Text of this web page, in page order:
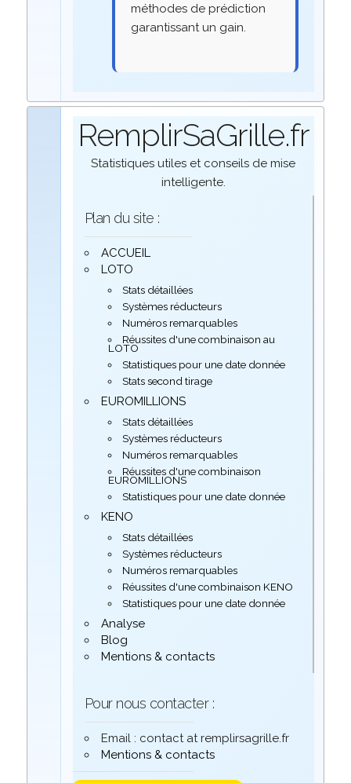
méthodes de prédiction
garantissant un gain.
RemplirSaGrille.fr
Statistiques utiles et conseils de mise
intelligente.
Plan du site :
ACCUEIL
LOTO
Stats détaillées
Systèmes réducteurs
Numéros remarquables
Réussites d'une combinaison au
LOTO
Statistiques pour une date donnée
Stats second tirage
EUROMILLIONS
Stats détaillées
Systèmes réducteurs
Numéros remarquables
Réussites d'une combinaison
EUROMILLIONS
Statistiques pour une date donnée
KENO
Stats détaillées
Systèmes réducteurs
Numéros remarquables
Réussites d'une combinaison KENO
Statistiques pour une date donnée
Analyse
Blog
Mentions & contacts
Pour nous contacter :
Email : contact at remplirsagrille.fr
Mentions & contacts